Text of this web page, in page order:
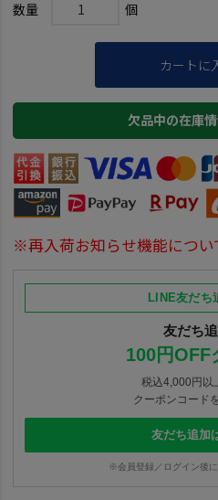
カートに
欠品中の在庫
※再入荷お知らせ機能につい
LINE友だち
友だち
100円OFF
税込4,000円以
クーポンコード
友だち追加
※会員登録／ログイン後